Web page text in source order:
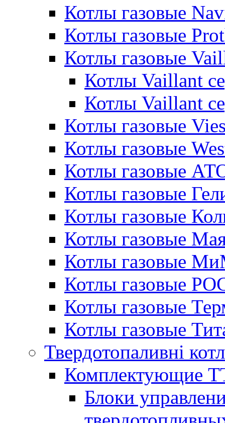
Котлы газовые
Котлы газовые
Котлы газовые
Котлы Vaillant
Котлы Vaillant
Котлы газовые
Котлы газовые
Котлы газовые
Котлы газовые
Котлы газовые
Котлы газовые
Котлы газовые
Котлы газовые
Котлы газовые
Котлы газовые
Твердотопаливні
Комплектующие
Блоки